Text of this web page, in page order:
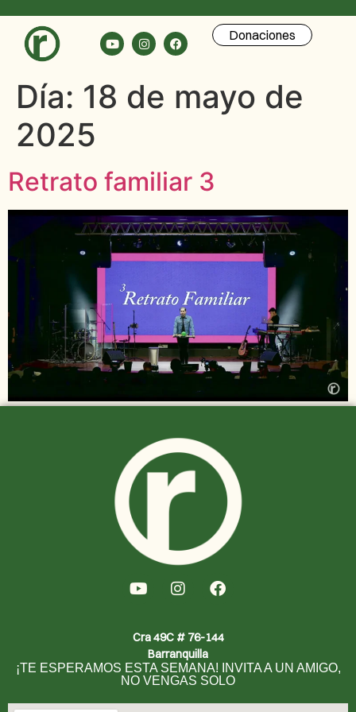
Donaciones
Día: 18 de mayo de
2025
Retrato familiar 3
Cra 49C # 76-144
Barranquilla
¡TE ESPERAMOS ESTA SEMANA! INVITA A UN AMIGO,
NO VENGAS SOLO